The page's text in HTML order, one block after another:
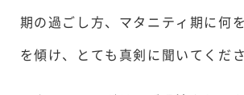
期の過ごし方、マタニティ期に何
を傾け、とても真剣に聞いてくだ